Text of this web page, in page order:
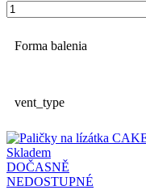
Forma balenia
vent_type
Skladem
DOČASNĚ
NEDOSTUPNÉ